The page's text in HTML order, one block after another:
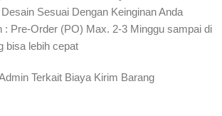
Sesuai Dengan Keinginan Anda
: Pre-Order (PO) Max. 2-3 Minggu sampai di
bisa lebih cepat⁣⁣
Terkait Biaya Kirim Barang